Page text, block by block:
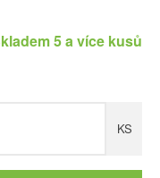
5 a více kusů
KS